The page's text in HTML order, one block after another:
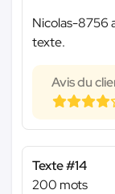
Nicolas-8756
texte.
Avis du
Texte #14
200 mots